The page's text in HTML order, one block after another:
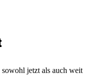
jetzt als auch weit